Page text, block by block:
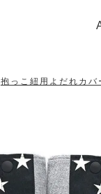
抱っこ紐用よだれカバ